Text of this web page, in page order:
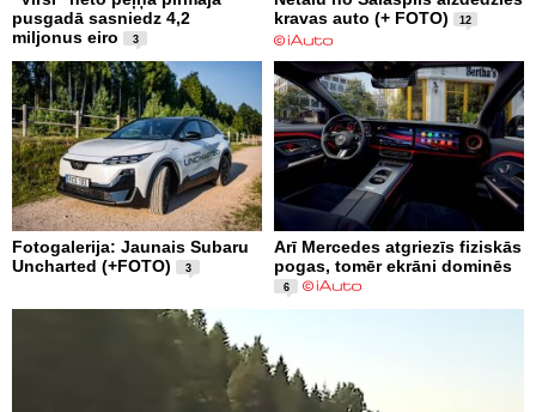
pusgadā sasniedz 4,2
miljonus eiro
3
kravas auto (+ FOTO)
12
Fotogalerija: Jaunais Subaru
Uncharted (+FOTO)
3
Arī Mercedes atgriezīs fiziskās
pogas, tomēr ekrāni dominēs
6